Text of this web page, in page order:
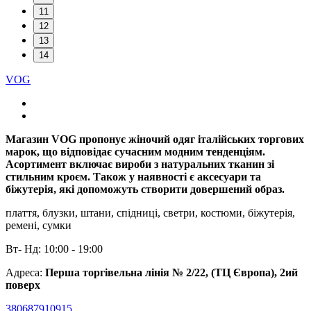
11
12
13
14
VOG
Магазин VOG пропонує жіночий одяг італійських торгових
марок, що відповідає сучасним модним тенденціям.
Асортимент включає вироби з натуральних тканин зі
стильним кроєм. Також у наявності є аксесуари та
біжутерія, які допоможуть створити довершений образ.
плаття, блузки, штани, спідниці, светри, костюми, біжутерія,
ремені, сумки
Вт- Нд: 10:00 - 19:00
Адреса: Перша торгівельна лінія № 2/22, (ТЦ Європа), 2ий
поверх
380687910915